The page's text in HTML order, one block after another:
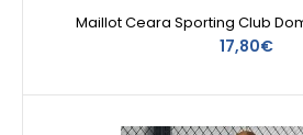
Maillot Ceara Sporting Club
17,80€